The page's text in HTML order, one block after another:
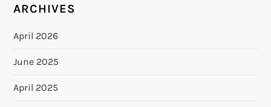
ARCHIVES
April 2026
June 2025
April 2025